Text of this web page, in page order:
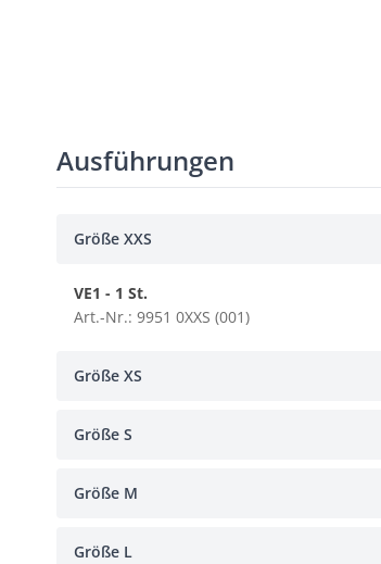
Ausführungen
Größe XXS
VE1 - 1 St.
Art.-Nr.: 9951 0XXS (001)
Größe XS
Größe S
Größe M
Größe L